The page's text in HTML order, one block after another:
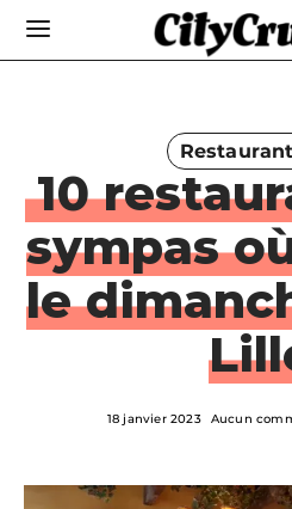
10
sympas
le
18 janvier 2023 Aucun